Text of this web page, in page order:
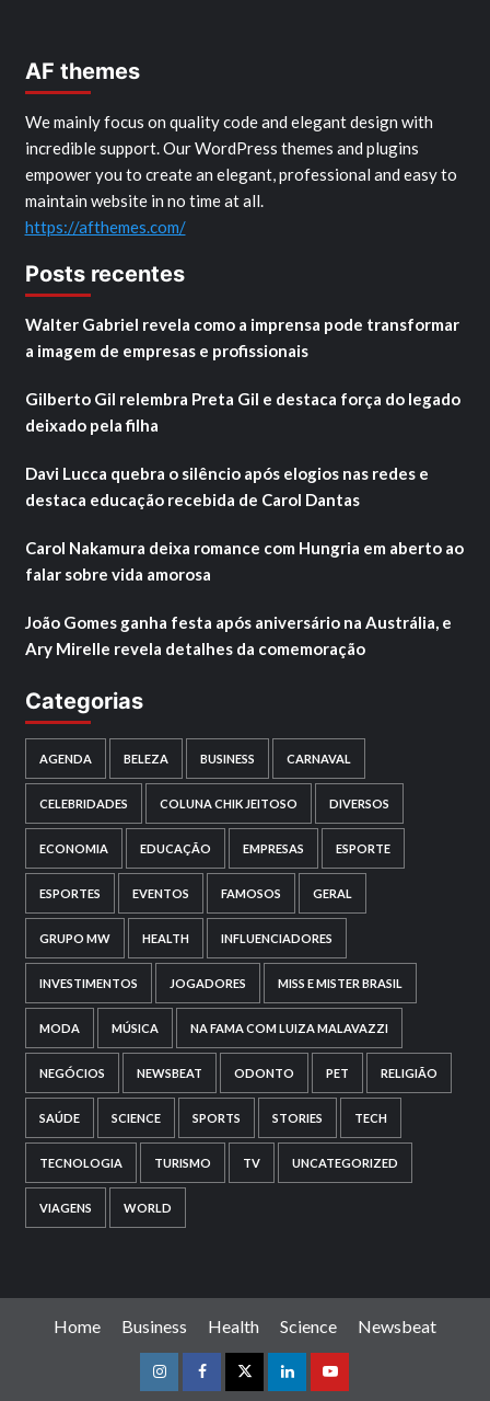
AF themes
We mainly focus on quality code and elegant design with
incredible support. Our WordPress themes and plugins
empower you to create an elegant, professional and easy to
maintain website in no time at all.
https://afthemes.com/
Posts recentes
Walter Gabriel revela como a imprensa pode transformar
a imagem de empresas e profissionais
Gilberto Gil relembra Preta Gil e destaca força do legado
deixado pela filha
Davi Lucca quebra o silêncio após elogios nas redes e
destaca educação recebida de Carol Dantas
Carol Nakamura deixa romance com Hungria em aberto ao
falar sobre vida amorosa
João Gomes ganha festa após aniversário na Austrália, e
Ary Mirelle revela detalhes da comemoração
Categorias
AGENDA BELEZA BUSINESS CARNAVAL
CELEBRIDADES COLUNA CHIK JEITOSO DIVERSOS
ECONOMIA EDUCAÇÃO EMPRESAS ESPORTE
ESPORTES EVENTOS FAMOSOS GERAL
GRUPO MW HEALTH INFLUENCIADORES
INVESTIMENTOS JOGADORES MISS E MISTER BRASIL
MODA MÚSICA NA FAMA COM LUIZA MALAVAZZI
NEGÓCIOS NEWSBEAT ODONTO PET RELIGIÃO
SAÚDE SCIENCE SPORTS STORIES TECH
TECNOLOGIA TURISMO TV UNCATEGORIZED
VIAGENS WORLD
Home Business Health Science Newsbeat
InstagramFacebookTwitterLinkedinYoutube